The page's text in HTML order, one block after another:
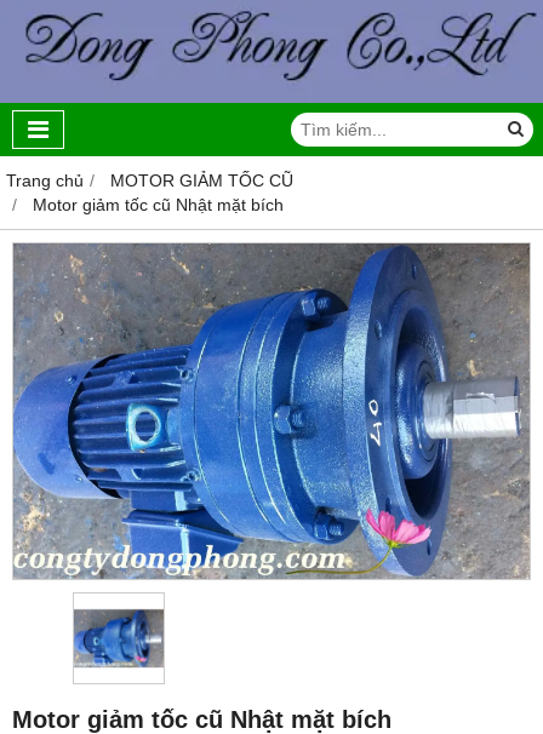
Trang chủ
MOTOR GIẢM TỐC CŨ
Motor giảm tốc cũ Nhật mặt bích
Motor giảm tốc cũ Nhật mặt bích